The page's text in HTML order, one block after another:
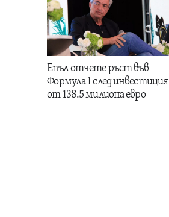
Епъл отчете ръст във
Формула 1 след инвестиция
от 138.5 милиона евро